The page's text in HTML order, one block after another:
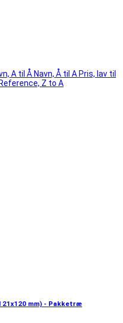
A til Å Navn, Å til A Pris, lav til
Reference, Z to A
mm) - Pakketræ